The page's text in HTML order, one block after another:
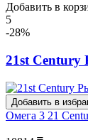
Добавить в
5
-28%
21st Century
Добавить в
Омега 3 21